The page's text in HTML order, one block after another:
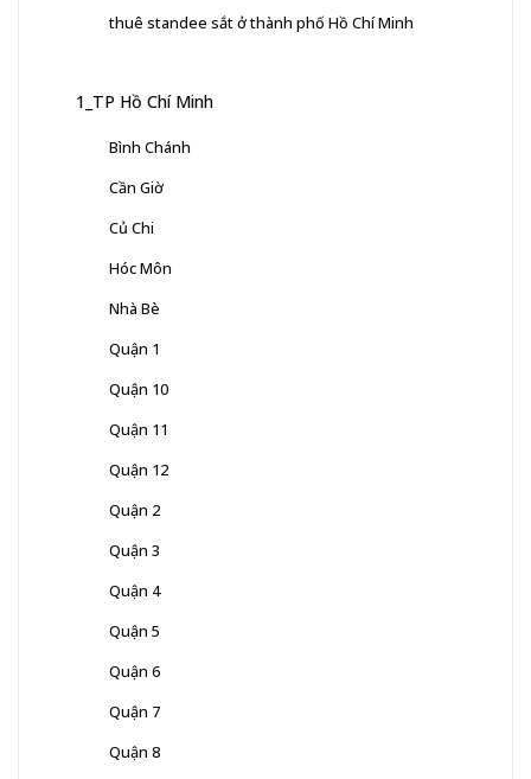
thuê standee sắt ở thành phố Hồ Chí Minh
1_TP Hồ Chí Minh
Bình Chánh
Cần Giờ
Củ Chi
Hóc Môn
Nhà Bè
Quận 1
Quận 10
Quận 11
Quận 12
Quận 2
Quận 3
Quận 4
Quận 5
Quận 6
Quận 7
Quận 8